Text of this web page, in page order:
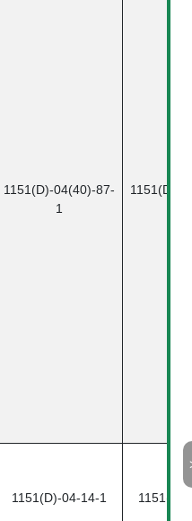
1151(D)-04(40)-87-
1
1151(D)-
1151(D)-04-14-1